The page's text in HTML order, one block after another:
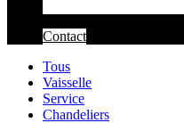
Contact
Tous
Vaisselle
Service
Chandeliers